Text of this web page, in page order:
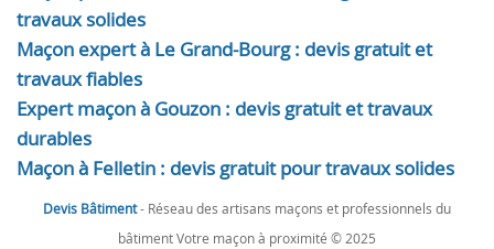
travaux solides
Maçon expert à Le Grand-Bourg : devis gratuit et
travaux fiables
Expert maçon à Gouzon : devis gratuit et travaux
durables
Maçon à Felletin : devis gratuit pour travaux solides
Devis Bâtiment- Réseau des artisans maçons et professionnels du
bâtiment Votre maçon à proximité © 2025